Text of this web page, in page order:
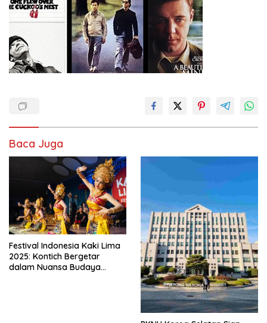
Baca Juga
Festival Indonesia Kaki Lima
2025: Kontich Bergetar
dalam Nuansa Budaya